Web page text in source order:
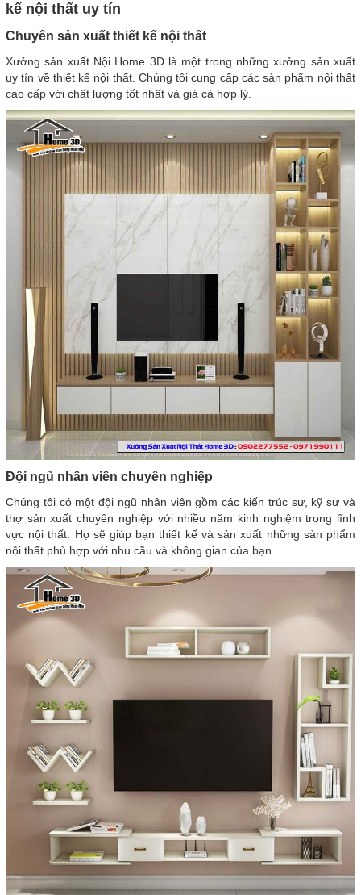
kế nội thất uy tín
Chuyên sản xuất thiết kế nội thất
Xưởng sản xuất Nội Home 3D là một trong những xưởng sản xuất
uy tín về thiết kế nội thất. Chúng tôi cung cấp các sản phẩm nội thất
cao cấp với chất lượng tốt nhất và giá cả hợp lý.
Đội ngũ nhân viên chuyên nghiệp
Chúng tôi có một đội ngũ nhân viên gồm các kiến trúc sư, kỹ sư và
thợ sản xuất chuyên nghiệp với nhiều năm kinh nghiệm trong lĩnh
vực nội thất. Họ sẽ giúp bạn thiết kế và sản xuất những sản phẩm
nội thất phù hợp với nhu cầu và không gian của bạn